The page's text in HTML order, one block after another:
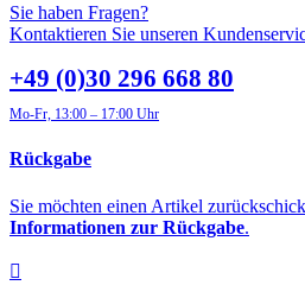
Sie haben Fragen?
Kontaktieren Sie unseren
+49 (0)30 296 668 80
Mo-Fr, 13:00 – 17:00 Uhr
Rückgabe
Sie möchten einen Artikel
Informationen zur Rückgabe.